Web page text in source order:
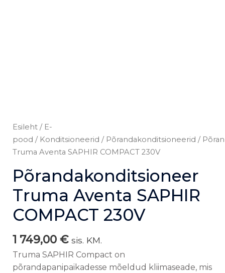
Esileht/ E-
pood / Konditsioneerid / Põrandakonditsioneerid /
Truma Aventa SAPHIR COMPACT 230V
Põrandakonditsioneer
Truma Aventa SAPHIR
COMPACT 230V
1 749,00 € sis. KM.
Truma SAPHIR Compact on
põrandapanipaikadesse mõeldud kliimaseade, mis